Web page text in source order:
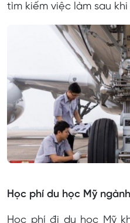
tìm kiếm việc làm sau
Học phí du học Mỹ
Học phí đi du học Mỹ